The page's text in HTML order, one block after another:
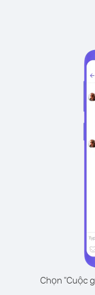
Chọn "Cuộc